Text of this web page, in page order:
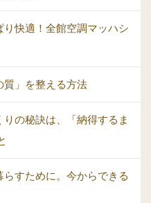
り快適！全館空調マッハシ
質」を整える方法
の秘訣は、「納得するま
すために。今からできる